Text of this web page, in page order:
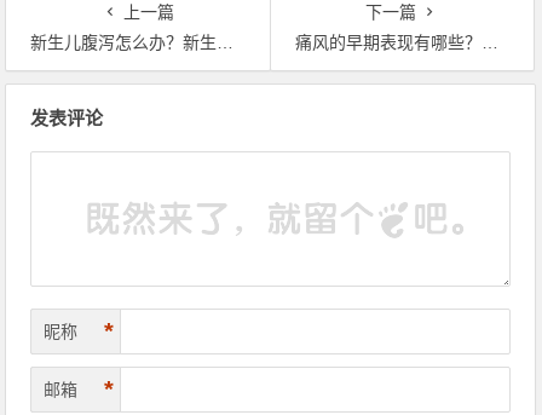
上一篇
新生儿腹泻怎么办？新生儿拉稀怎么办？
下一篇
痛风的早期表现有哪些？如何治疗效果最好？
发表评论
昵称 *
邮箱 *